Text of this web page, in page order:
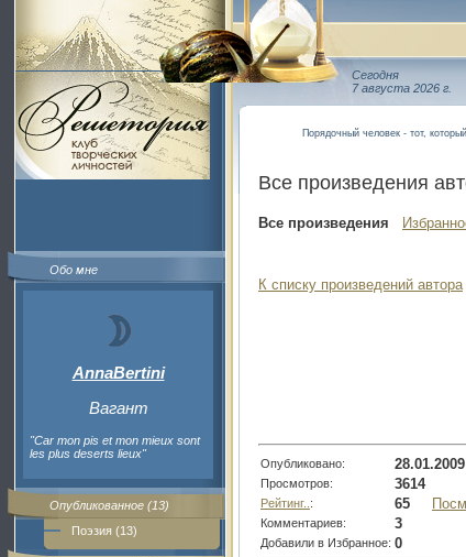
Обо мне
AnnaBertini
Вагант
"Car mon pis et mon mieux sont
les plus deserts lieux"
Опубликованное (13)
Поэзия (13)
Сегодня
7 августа 2026 г.
Порядочный человек - тот,
Все произведения
Все произведения
К списку произведений автора
Опубликовано:
Просмотров: 3614
Рейтинг.. : 65
Комментариев: 3
Добавили в Избранное: 0